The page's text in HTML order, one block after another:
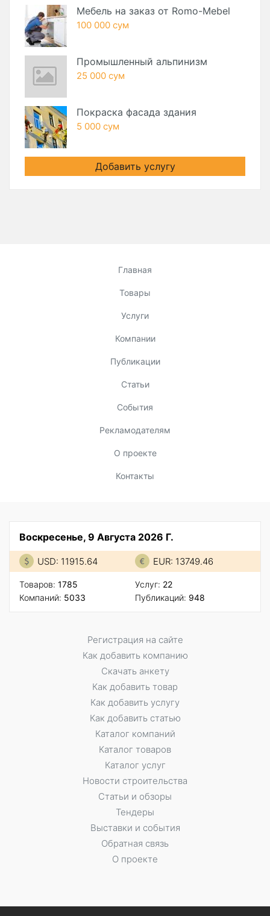
Мебель на заказ от Romo-Mebel
100 000 сум
Промышленный альпинизм
25 000 сум
Покраска фасада здания
5 000 сум
Добавить услугу
Главная
Товары
Услуги
Компании
Публикации
Статьи
События
Рекламодателям
О проекте
Контакты
Воскресенье, 9 Августа 2026 Г.
USD: 11915.64 EUR: 13749.46
Товаров: 1785
Компаний: 5033
Услуг: 22
Публикаций: 948
Регистрация на сайте
Как добавить компанию
Скачать анкету
Как добавить товар
Как добавить услугу
Как добавить статью
Каталог компаний
Каталог товаров
Каталог услуг
Новости строительства
Статьи и обзоры
Тендеры
Выставки и события
Обратная связь
О проекте